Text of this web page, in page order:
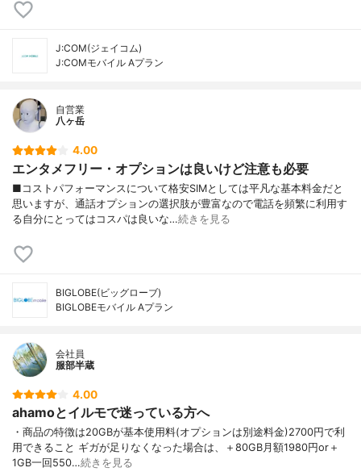
J:COM(ジェイコム)
J:COMモバイル Aプラン
自営業
八ヶ岳
4.00
エンタメフリー・オプションは良いけど注意も必要
■コストパフォーマンスについて格安SIMとしては平凡な基本料金だと
思いますが、通話オプションの選択肢が豊富なので電話を頻繁に利用す
る自分にとってはコスパは良いな…続きを見る
BIGLOBE(ビッグローブ)
BIGLOBEモバイル Aプラン
会社員
服部半蔵
4.00
ahamoとイルモで迷っている方へ
・商品の特徴は20GBが基本使用料(オプションは別途料金)2700円で利
用できること ギガが足りなくなった場合は、＋80GB月額1980円or＋
1GB一回550…続きを見る